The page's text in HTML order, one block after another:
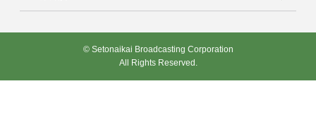
© Setonaikai Broadcasting Corporation
All Rights Reserved.